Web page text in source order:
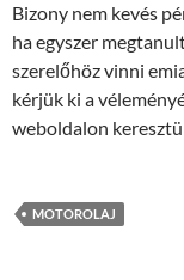
Bizony nem kevés
ha egyszer
szerelőhöz vinni
kérjük ki a
weboldalon
MOTOROLAJ